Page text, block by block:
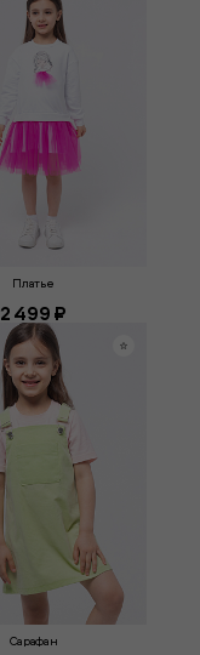
Платье
2 499 ₽
Сарафан